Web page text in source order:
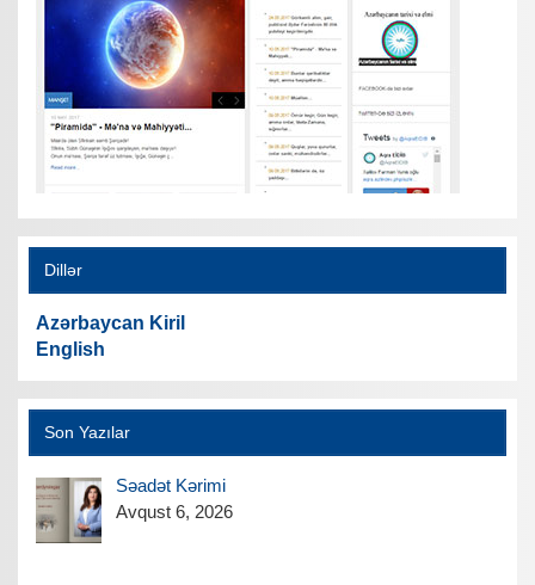
Dillər
Azərbaycan Kiril
English
Son Yazılar
Səadət Kərimi
Avqust 6, 2026